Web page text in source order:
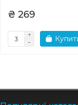
₴ 269